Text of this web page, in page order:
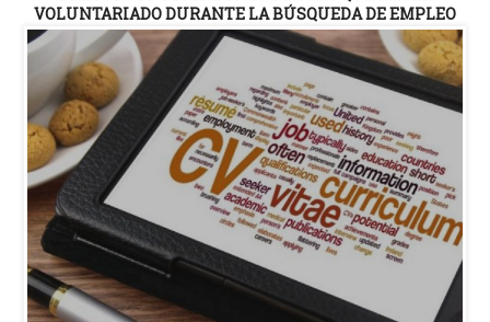
VOLUNTARIADO DURANTE LA BÚSQUEDA DE EMPLEO